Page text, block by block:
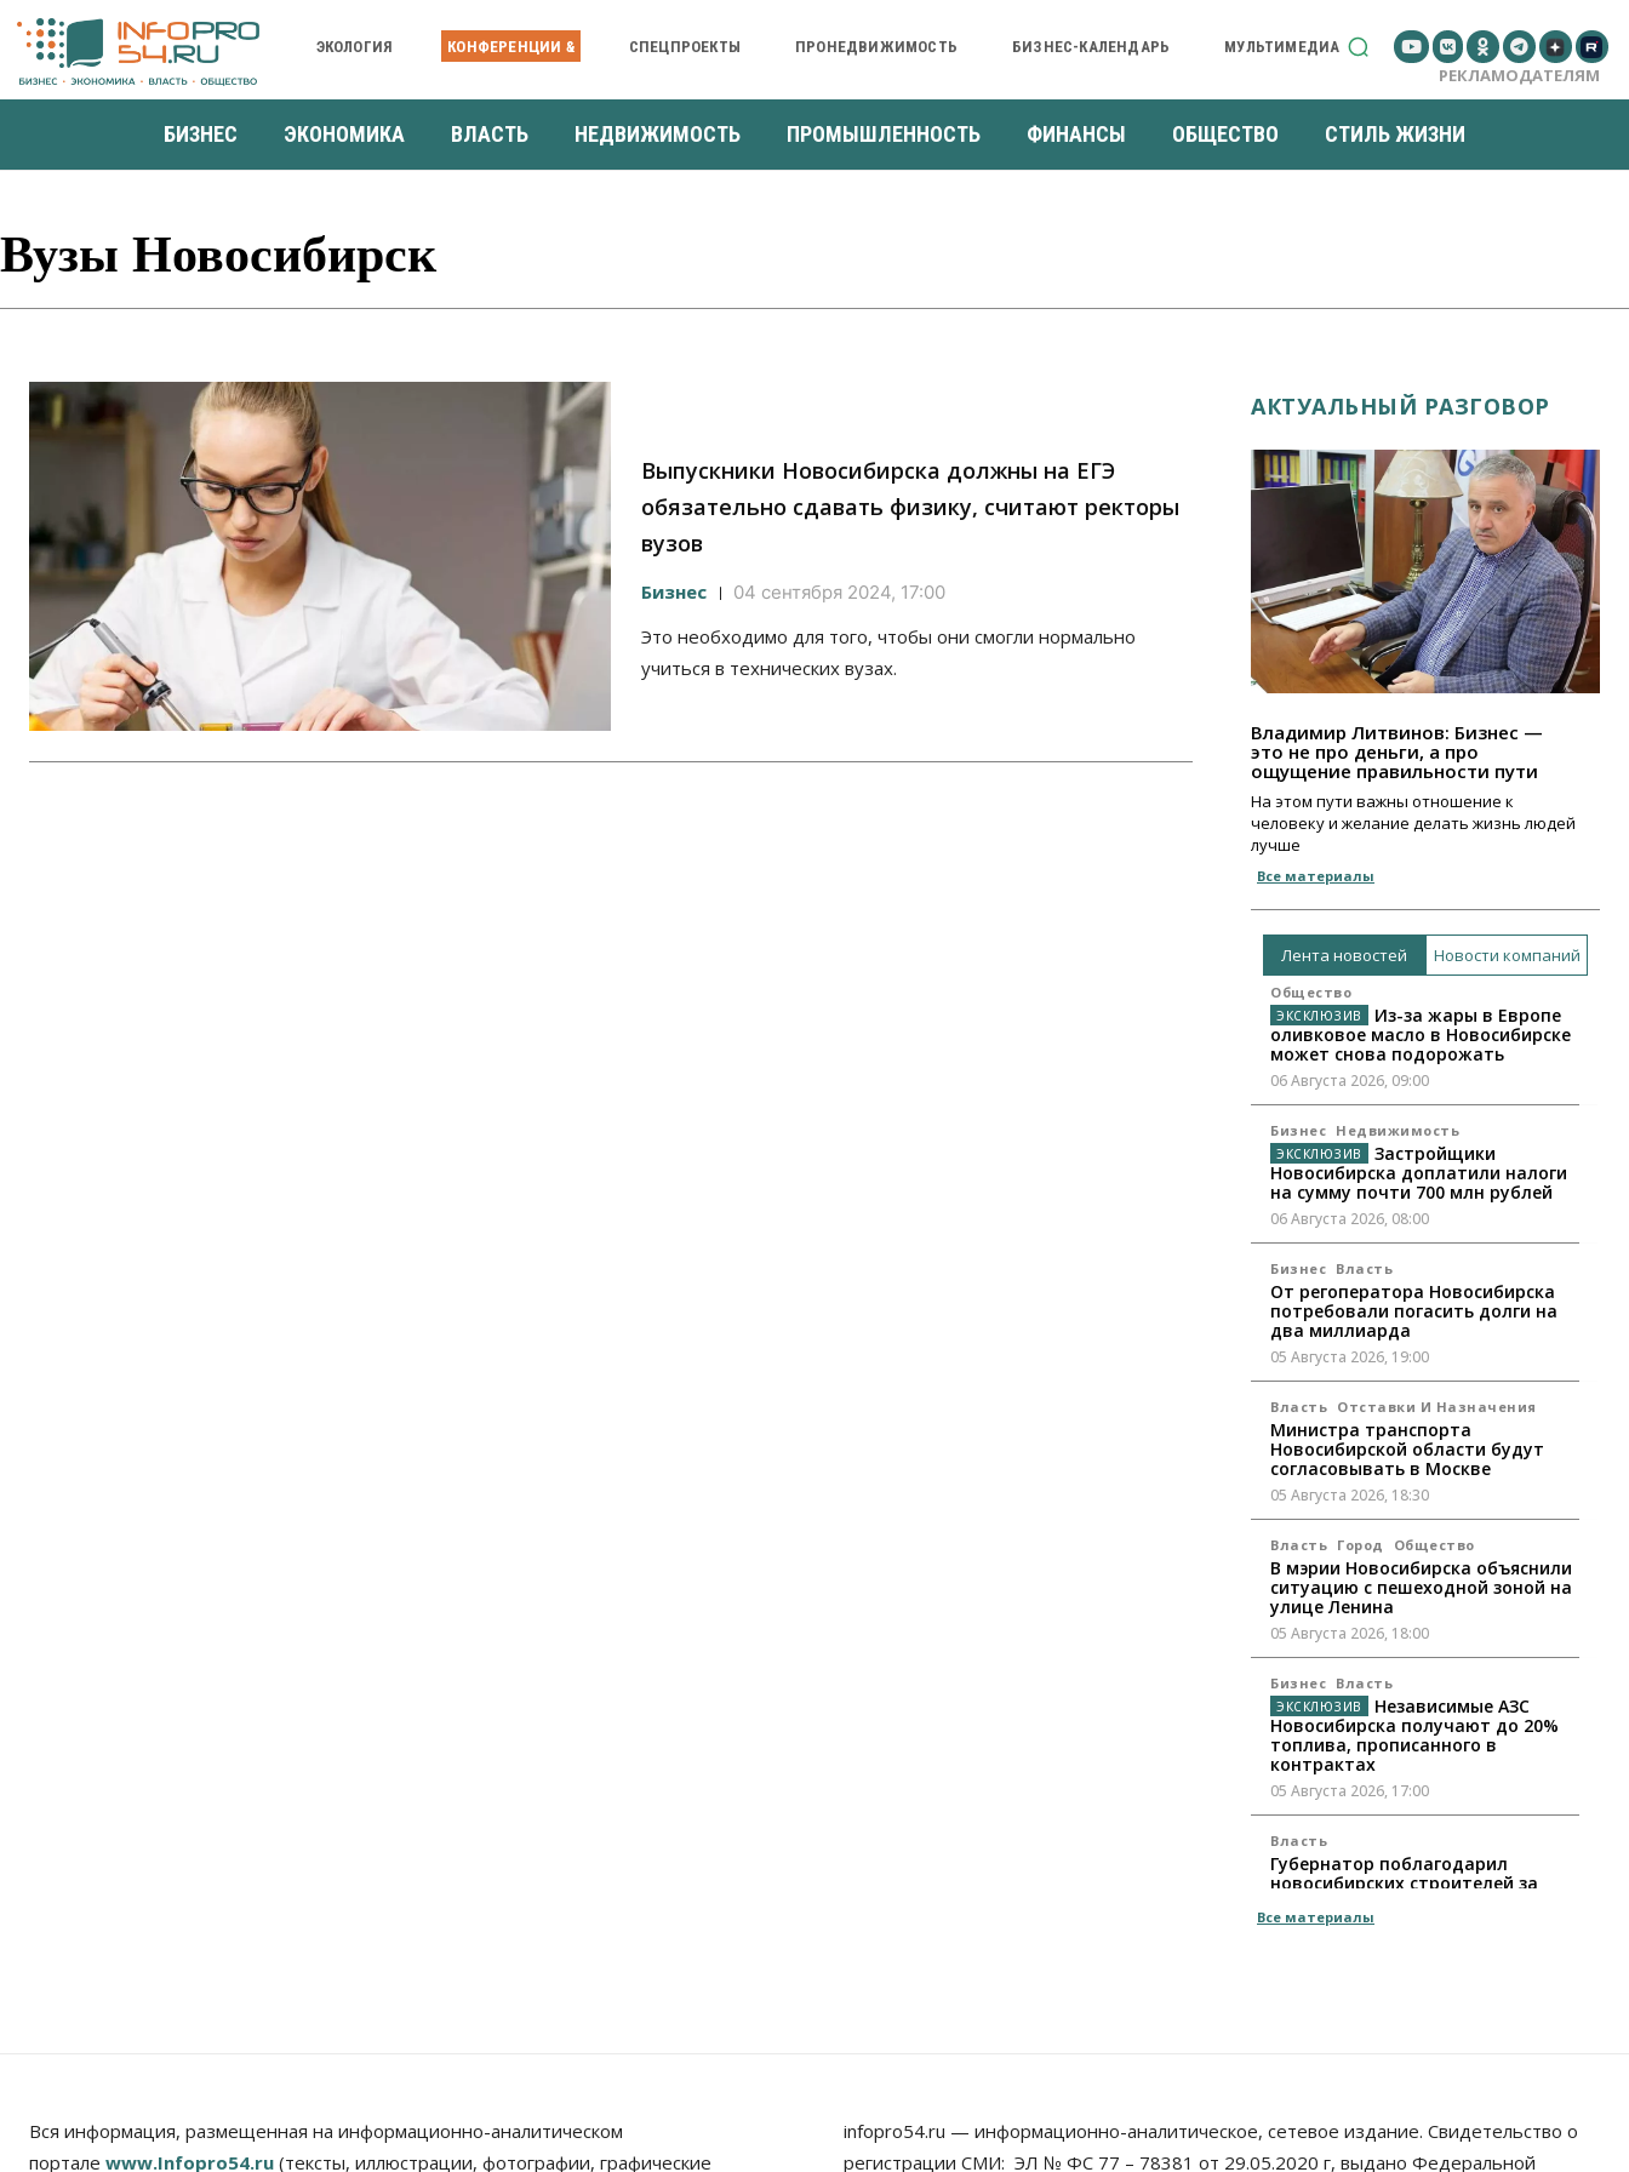
ЭКОЛОГИЯ КОНФЕРЕНЦИИ & СПЕЦПРОЕКТЫ ПРОНЕДВИЖИМОСТЬ БИЗНЕС-КАЛЕНДАРЬ МУЛЬТИМЕДИА
РЕКЛАМОДАТЕЛЯМ
БИЗНЕС ЭКОНОМИКА ВЛАСТЬ НЕДВИЖИМОСТЬ ПРОМЫШЛЕННОСТЬ ФИНАНСЫ ОБЩЕСТВО СТИЛЬ ЖИЗНИ
Вузы Новосибирск
Выпускники Новосибирска должны на ЕГЭ
обязательно сдавать физику, считают ректоры
вузов
Бизнес 04 сентября 2024, 17:00
Это необходимо для того, чтобы они смогли нормально
учиться в технических вузах.
АКТУАЛЬНЫЙ РАЗГОВОР
Владимир Литвинов: Бизнес —
это не про деньги, а про
ощущение правильности пути
На этом пути важны отношение к
человеку и желание делать жизнь людей
лучше
Все материалы
Лента новостей Новости компаний
Общество
Из-за жары в Европе
оливковое масло в Новосибирске
может снова подорожать
06 Августа 2026, 09:00
Бизнес Недвижимость
Застройщики
Новосибирска доплатили налоги
на сумму почти 700 млн рублей
06 Августа 2026, 08:00
Бизнес Власть
От регоператора Новосибирска
потребовали погасить долги на
два миллиарда
05 Августа 2026, 19:00
Власть Отставки И Назначения
Министра транспорта
Новосибирской области будут
согласовывать в Москве
05 Августа 2026, 18:30
Власть Город Общество
В мэрии Новосибирска объяснили
ситуацию с пешеходной зоной на
улице Ленина
05 Августа 2026, 18:00
Бизнес Власть
Независимые АЗС
Новосибирска получают до 20%
топлива, прописанного в
контрактах
05 Августа 2026, 17:00
Власть
Губернатор поблагодарил
новосибирских строителей за
05 Августа 2026, 16:40
Летний марафон скидок в ГК
«Расцветай — до 16 августа
Все материалы
Вся информация, размещенная на информационно-аналитическом
портале www.Infopro54.ru (тексты, иллюстрации, фотографии, графические
infopro54.ru — информационно-аналитическое, сетевое издание. Свидетельство о
регистрации СМИ: ЭЛ № ФС 77 – 78381 от 29.05.2020 г, выдано Федеральной